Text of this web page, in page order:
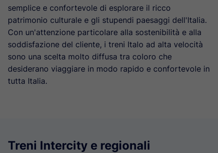
semplice e confortevole di esplorare il ricco
patrimonio culturale e gli stupendi paesaggi dell'Italia.
Con un'attenzione particolare alla sostenibilità e alla
soddisfazione del cliente, i treni Italo ad alta velocità
sono una scelta molto diffusa tra coloro che
desiderano viaggiare in modo rapido e confortevole in
tutta Italia.
Treni Intercity e regionali